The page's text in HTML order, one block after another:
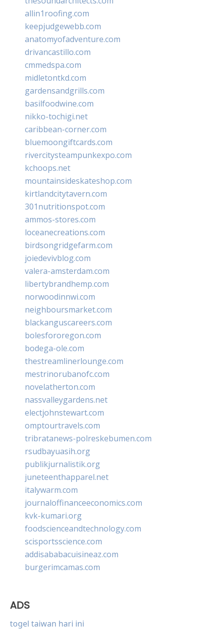
allin1roofing.com
keepjudgewebb.com
anatomyofadventure.com
drivancastillo.com
cmmedspa.com
midletontkd.com
gardensandgrills.com
basilfoodwine.com
nikko-tochigi.net
caribbean-corner.com
bluemoongiftcards.com
rivercitysteampunkexpo.com
kchoops.net
mountainsideskateshop.com
kirtlandcitytavern.com
301nutritionspot.com
ammos-stores.com
loceanecreations.com
birdsongridgefarm.com
joiedevivblog.com
valera-amsterdam.com
libertybrandhemp.com
norwoodinnwi.com
neighboursmarket.com
blackanguscareers.com
bolesfororegon.com
bodega-ole.com
thestreamlinerlounge.com
mestrinorubanofc.com
novelatherton.com
nassvalleygardens.net
electjohnstewart.com
omptourtravels.com
tribratanews-polreskebumen.com
rsudbayuasih.org
publikjurnalistik.org
juneteenthapparel.net
italywarm.com
journaloffinanceeconomics.com
kvk-kumari.org
foodscienceandtechnology.com
scisportsscience.com
addisababacuisineaz.com
burgerimcamas.com
ADS
togel taiwan hari ini